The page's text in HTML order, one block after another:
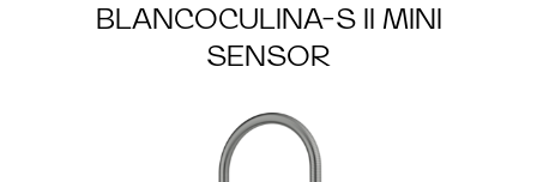
BLANCOCULINA-S II MINI
SENSOR